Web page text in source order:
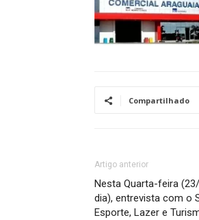
Compartilhado
Artigo anterior
Nesta Quarta-feira
dia), entrevista com o
Esporte, Lazer e